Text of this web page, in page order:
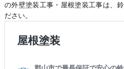
の外壁塗装工事・屋根塗装工事は、
ださい。